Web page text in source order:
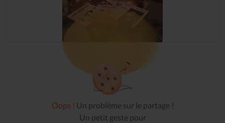
Oops ! Un problème sur le partage !
Un petit geste pour